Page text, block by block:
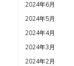
2024年6月
2024年5月
2024年4月
2024年3月
2024年2月